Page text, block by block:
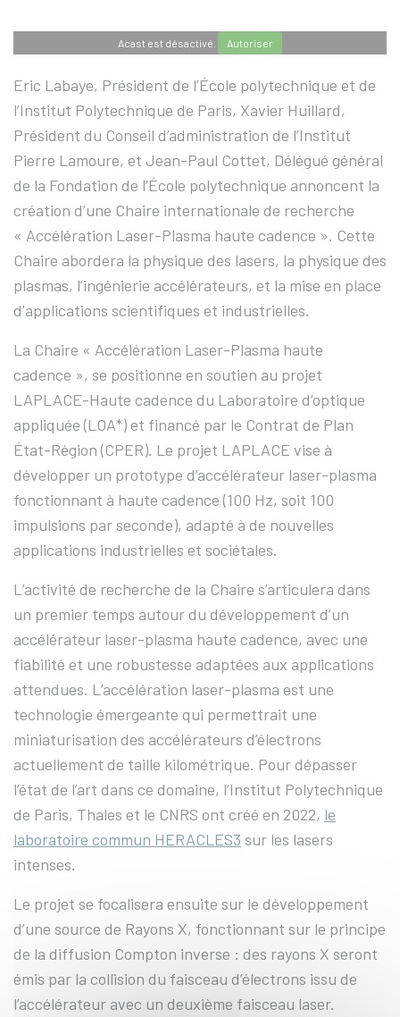
Acast est désactivé. Autoriser
Eric Labaye, Président de l’École polytechnique et de
l’Institut Polytechnique de Paris, Xavier Huillard,
Président du Conseil d’administration de l’Institut
Pierre Lamoure, et Jean-Paul Cottet, Délégué général
de la Fondation de l’École polytechnique annoncent la
création d’une Chaire internationale de recherche
« Accélération Laser-Plasma haute cadence ». Cette
Chaire abordera la physique des lasers, la physique des
plasmas, l’ingénierie accélérateurs, et la mise en place
d'applications scientifiques et industrielles.
La Chaire « Accélération Laser-Plasma haute
cadence », se positionne en soutien au projet
LAPLACE-Haute cadence du Laboratoire d’optique
appliquée (LOA*) et financé par le Contrat de Plan
État-Région (CPER). Le projet LAPLACE vise à
développer un prototype d’accélérateur laser-plasma
fonctionnant à haute cadence (100 Hz, soit 100
impulsions par seconde), adapté à de nouvelles
applications industrielles et sociétales.
L’activité de recherche de la Chaire s’articulera dans
un premier temps autour du développement d’un
accélérateur laser-plasma haute cadence, avec une
fiabilité et une robustesse adaptées aux applications
attendues. L’accélération laser-plasma est une
technologie émergeante qui permettrait une
miniaturisation des accélérateurs d’électrons
actuellement de taille kilométrique. Pour dépasser
l’état de l’art dans ce domaine, l’Institut Polytechnique
de Paris, Thales et le CNRS ont créé en 2022, le
laboratoire commun HERACLES3 sur les lasers
intenses.
Le projet se focalisera ensuite sur le développement
d’une source de Rayons X, fonctionnant sur le principe
de la diffusion Compton inverse : des rayons X seront
émis par la collision du faisceau d’électrons issu de
l’accélérateur avec un deuxième faisceau laser.